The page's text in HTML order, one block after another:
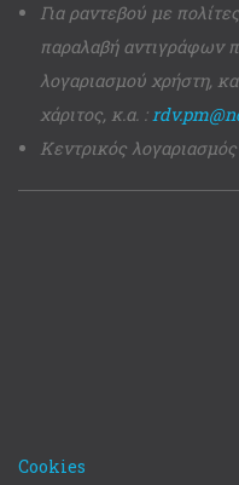
Για ραντεβού με
παραλαβή αντιγράφων
λογαριασμού χρήστη,
χάριτος, κ.α. :
Κεντρικός
Cookies